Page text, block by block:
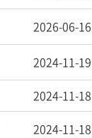
2026-06-16
2024-11-19
2024-11-18
2024-11-18